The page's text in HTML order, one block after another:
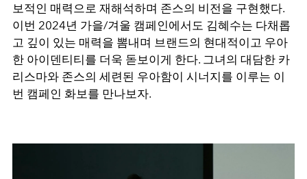
보적인 매력으로 재해석하며 존스의 비전을 구현했다.
이번 2024년 가을/겨울 캠페인에서도 김혜수는 다채롭
고 깊이 있는 매력을 뽐내며 브랜드의 현대적이고 우아
한 아이덴티티를 더욱 돋보이게 한다. 그녀의 대담한 카
리스마와 존스의 세련된 우아함이 시너지를 이루는 이
번 캠페인 화보를 만나보자.